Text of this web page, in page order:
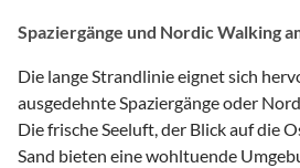
Spaziergänge und Nordic Walking
Die lange Strandlinie eignet sich
ausgedehnte Spaziergänge oder
Die frische Seeluft, der Blick auf die
Sand bieten eine wohltuende